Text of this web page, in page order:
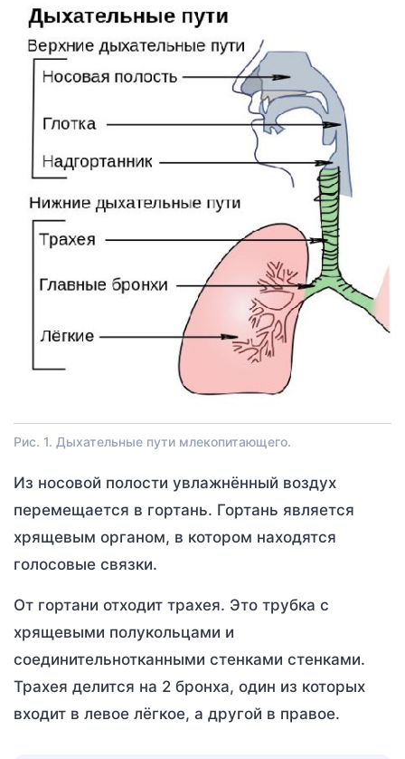
Рис. 1. Дыхательные пути млекопитающего.
Из носовой полости увлажнённый воздух
перемещается в гортань. Гортань является
хрящевым органом, в котором находятся
голосовые связки.
От гортани отходит трахея. Это трубка с
хрящевыми полукольцами и
соединительнотканными стенками стенками.
Трахея делится на 2 бронха, один из которых
входит в левое лёгкое, а другой в правое.